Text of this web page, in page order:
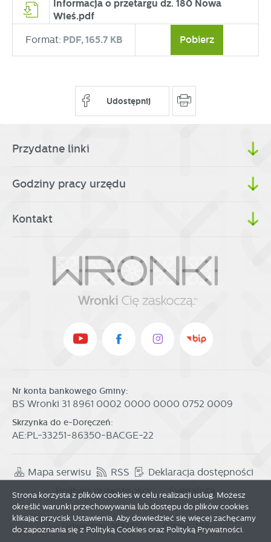
Informacja o przetargu dz. 180 Nowa
Wieś.pdf
Format: PDF,165.7 KB Pobierz
Udostępnij
Przydatne linki
Godziny pracy urzędu
Kontakt
Nr konta bankowego Gminy:
BS Wronki 31 8961 0002 0000 0000 0752 0009
Skrzynka do e-Doręczeń:
AE:PL-33251-86350-BACGE-22
Mapa serwisu RSS
Deklaracja dostępności
Polityka prywatności
Sygnalista
Odwiedzin: 3832874 Online: 298
Strona korzysta z plików cookies w celu realizacji usług. Możesz
określić warunki przechowywania lub dostępu do plików cookies
klikając przycisk Ustawienia. Aby dowiedzieć się więcej zachęcamy
do zapoznania się z Polityką Cookies oraz Polityką Prywatności.
partnerami oraz innych dostawców usług. Firmy te działają
w charakterze pośredników prezentujących nasze treści w
postaci wiadomości, ofert, komunikatów mediów
społecznościowych.